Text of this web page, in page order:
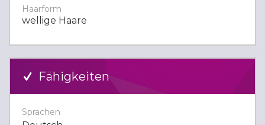
Haarform
wellige Haare
Fähigkeiten
Sprachen